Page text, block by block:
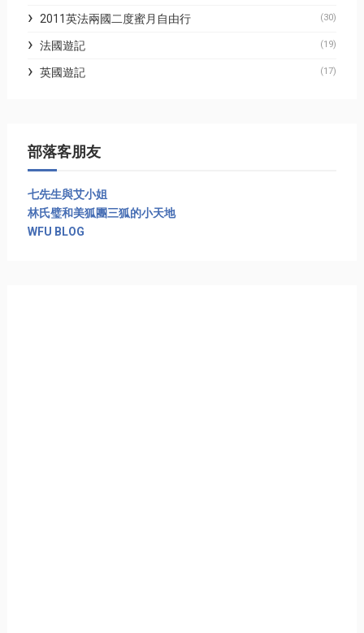
2011英法兩國二度蜜月自由行 (30)
法國遊記 (19)
英國遊記 (17)
部落客朋友
七先生與艾小姐
林氏璧和美狐團三狐的小天地
WFU BLOG